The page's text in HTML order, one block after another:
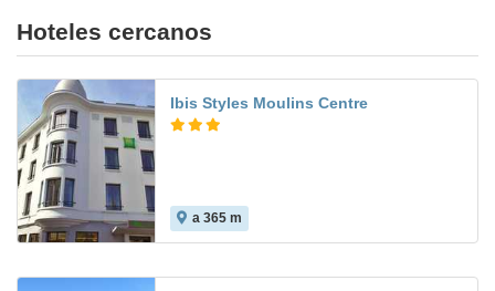
Hoteles cercanos
Ibis Styles Moulins Centre
a 365 m